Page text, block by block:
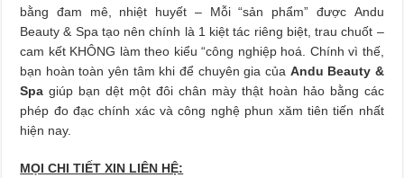
bằng đam mê, nhiệt huyết – Mỗi “sản phẩm” được Andu
Beauty & Spa tạo nên chính là 1 kiệt tác riêng biệt, trau chuốt –
cam kết KHÔNG làm theo kiểu “công nghiệp hoá. Chính vì thế,
bạn hoàn toàn yên tâm khi để chuyên gia của Andu Beauty &
Spa giúp bạn dệt một đôi chân mày thật hoàn hảo bằng các
phép đo đạc chính xác và công nghệ phun xăm tiên tiến nhất
hiện nay.
MỌI CHI TIẾT XIN LIÊN HỆ: